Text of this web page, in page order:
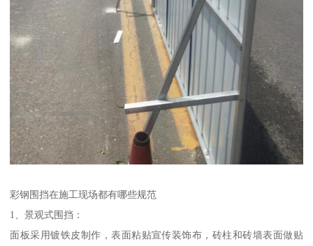
彩钢围挡在施工现场都有哪些规范
1、景观式围挡：
面板采用镀铁皮制作，表面粘贴宣传装饰布，砖柱和砖墙表面做贴